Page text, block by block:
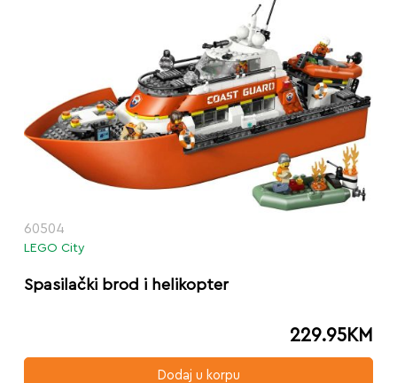
60504
LEGO City
Spasilački brod i helikopter
229.95KM
Dodaj u korpu